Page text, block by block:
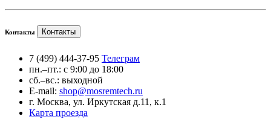
Контакты Контакты
7 (499) 444-37-95 Телеграм
пн.–пт.: с 9:00 до 18:00
сб.–вс.: выходной
E-mail: shop@mosremtech.ru
г. Москва, ул. Иркутская д.11, к.1
Карта проезда